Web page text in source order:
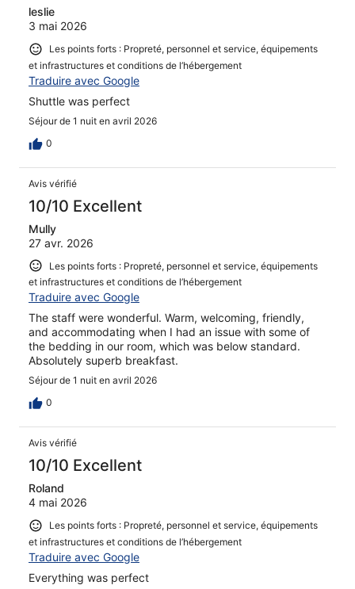
leslie
3 mai 2026
Les points forts : Propreté, personnel et service, équipements
et infrastructures et conditions de l’hébergement
Traduire avec Google
Shuttle was perfect
Séjour de 1 nuit en avril 2026
0
Avis vérifié
10/10 Excellent
Mully
27 avr. 2026
Les points forts : Propreté, personnel et service, équipements
et infrastructures et conditions de l’hébergement
Traduire avec Google
The staff were wonderful. Warm, welcoming, friendly,
and accommodating when I had an issue with some of
the bedding in our room, which was below standard.
Absolutely superb breakfast.
Séjour de 1 nuit en avril 2026
0
Avis vérifié
10/10 Excellent
Roland
4 mai 2026
Les points forts : Propreté, personnel et service, équipements
et infrastructures et conditions de l’hébergement
Traduire avec Google
Everything was perfect